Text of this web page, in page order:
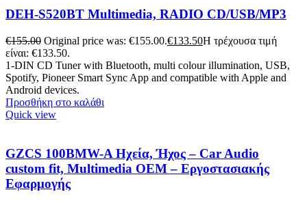
DEH-S520BT Multimedia, RADIO CD/USB/MP3
€155.00 Original price was: €155.00.€133.50Η τρέχουσα τιμή
είναι: €133.50.
1-DIN CD Tuner with Bluetooth, multi colour illumination, USB,
Spotify, Pioneer Smart Sync App and compatible with Apple and
Android devices.
Προσθήκη στο καλάθι
Quick view
GZCS 100BMW-A Ηχεία, Ήχος – Car Audio
custom fit, Multimedia OEM – Εργοστασιακής
Εφαρμογής